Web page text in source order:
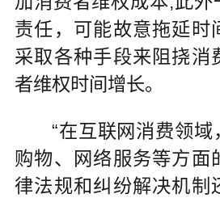
责任，可能故意拖延时
采取各种手段来阻挠消
者维权时间增长。
“在互联网消费领域
购物、网络服务等方面
律法规和纠纷解决机制